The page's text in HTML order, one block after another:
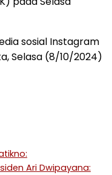
sosial Instagram
Selasa (8/10/2024)
Ari Dwipayana: